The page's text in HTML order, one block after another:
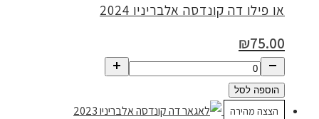
או פילו דה קונדסה אלבריניו 2024
₪75.00
הוספה לסל
הצצה מהירה